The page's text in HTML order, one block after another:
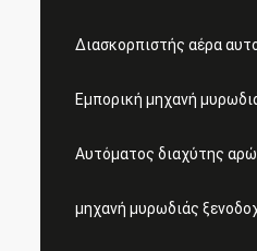
Διασκορπιστής αέρα
Εμπορική μηχανή
Αυτόματος διαχύτης
μηχανή μυρωδιάς